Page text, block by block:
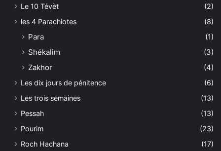
Le 10 Tévèt
(2)
les 4 Parachiotes
(8)
Para
(1)
Shékalim
(3)
Zakhor
(4)
Les dix jours de pénitence
(6)
Les trois semaines
(13)
Pessah
(13)
Pourim
(23)
Roch Hachana
(17)